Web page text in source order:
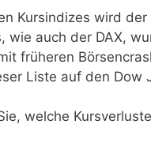
Kursindizes wird
wie auch der DAX,
früheren
Liste auf den Dow
welche